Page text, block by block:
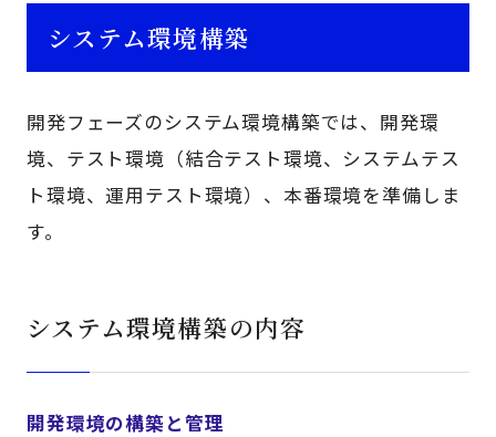
システム環境構築
開発フェーズのシステム環境構築では、開発環
境、テスト環境（結合テスト環境、システムテス
ト環境、運用テスト環境）、本番環境を準備しま
す。
システム環境構築の内容
開発環境の構築と管理